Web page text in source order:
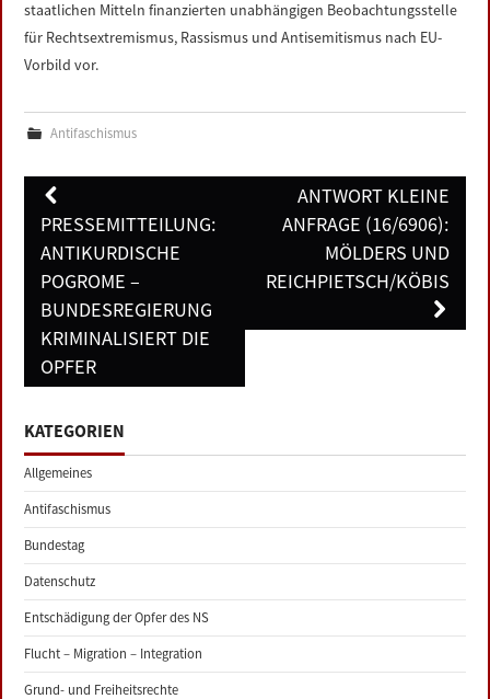
staatlichen Mitteln finanzierten unabhängigen Beobachtungsstelle
für Rechtsextremismus, Rassismus und Antisemitismus nach EU-
Vorbild vor.
Antifaschismus
Post
navigation
PRESSEMITTEILUNG:
ANTIKURDISCHE
POGROME –
BUNDESREGIERUNG
KRIMINALISIERT DIE
OPFER
ANTWORT KLEINE
ANFRAGE (16/6906):
MÖLDERS UND
REICHPIETSCH/KÖBIS
KATEGORIEN
Allgemeines
Antifaschismus
Bundestag
Datenschutz
Entschädigung der Opfer des NS
Flucht – Migration – Integration
Grund- und Freiheitsrechte